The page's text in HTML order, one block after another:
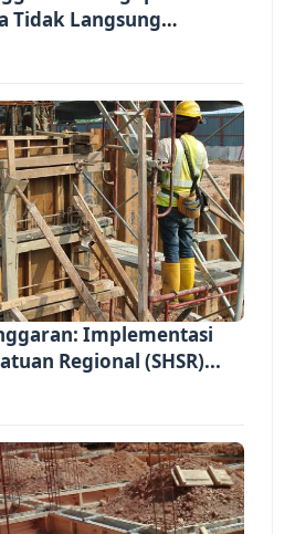
Tidak Langsung
Implementasi
Regional (SHSR)...